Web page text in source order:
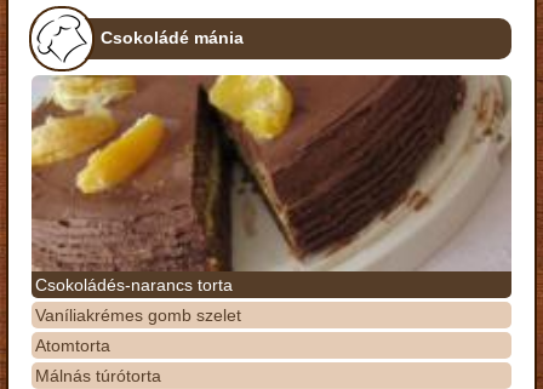
Csokoládé mánia
Csokoládés-narancs torta
Vaníliakrémes gomb szelet
Atomtorta
Málnás túrótorta